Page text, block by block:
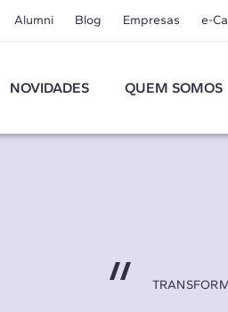
Alumni Blog Empresas e-
NOVIDADES QUEM SOMOS